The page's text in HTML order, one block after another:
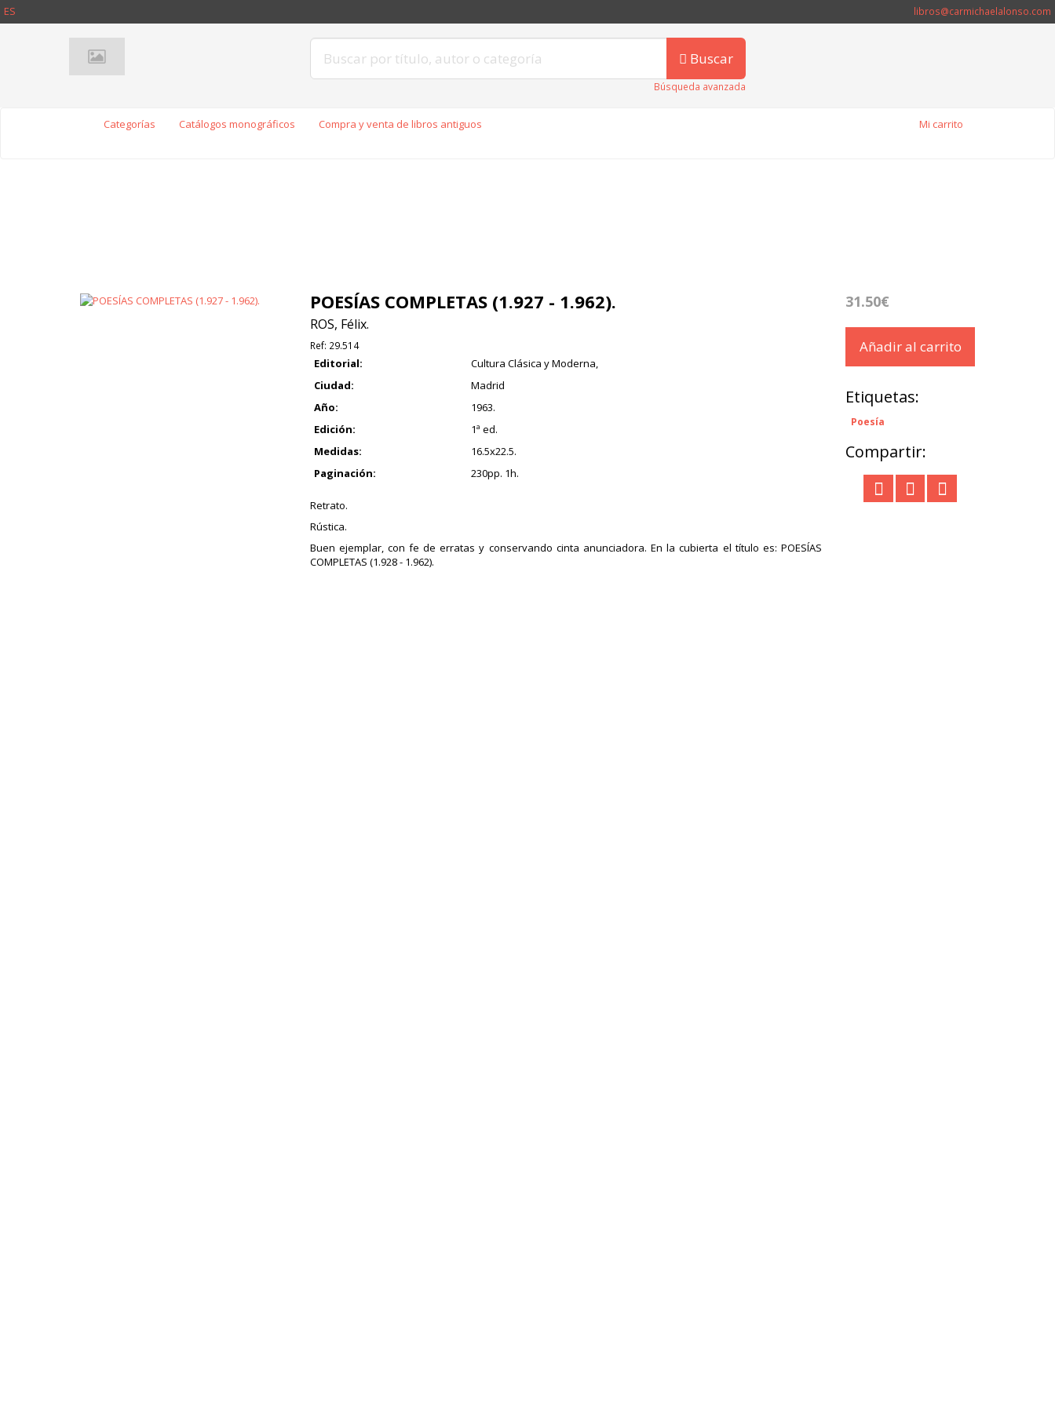
ES libros@carmichaelalonso.com
Buscar
Búsqueda avanzada
Categorías Catálogos monográficos Compra y venta de libros antiguos Mi carrito
POESÍAS COMPLETAS (1.927 - 1.962).
ROS, Félix.
Ref: 29.514
Editorial:
Cultura Clásica y Moderna,
Ciudad:
Madrid
Año:
1963.
Edición:
1ª ed.
Medidas:
16.5x22.5.
Paginación:
230pp. 1h.
Retrato.
Rústica.
Buen ejemplar, con fe de erratas y conservando cinta anunciadora. En la cubierta el título es: POESÍAS
COMPLETAS (1.928 - 1.962).
31.50€
Añadir al carrito
Etiquetas:
Poesía
Compartir: